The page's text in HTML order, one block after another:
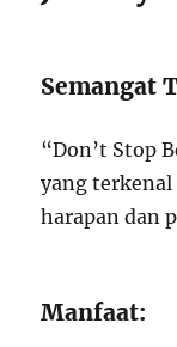
Semangat
“Don’t Stop
yang
harapan dan
Manfaat: